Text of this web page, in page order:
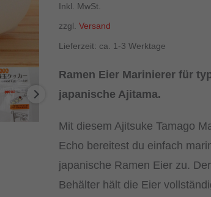
Inkl. MwSt.
zzgl. Versand
Lieferzeit: ca. 1-3 Werktage
Ramen Eier Marinierer für
japanische Ajitama.
Mit diesem Ajitsuke Tamago
Echo bereitest du einfach
japanische Ramen Eier zu.
Behälter hält die Eier